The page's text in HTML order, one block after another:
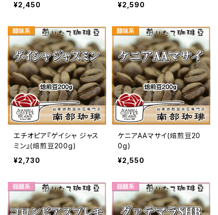
¥2,450
¥2,590
エチオピア『ゲイシャ ジャス
ミン』(焙煎豆200g)
¥2,730
ケニアAAマサイ(焙煎豆20
0g)
¥2,550